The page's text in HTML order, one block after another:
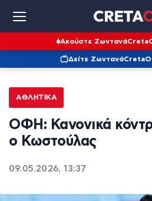
Ακούστε Ζωντανά
Δείτε Ζωντανά
ΑΘΛΗΤΙΚΆ
ΟΦΗ: Κανονικά
ο Κωστούλας
09.05.2026, 13:37